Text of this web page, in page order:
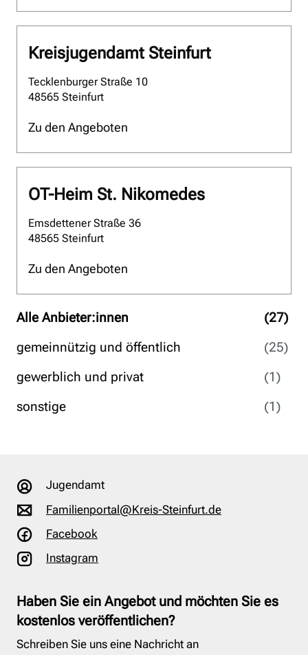
Alle Anbieter:innen (27)
gemeinnützig und öffentlich
(25)
gewerblich und privat
(1)
sonstige
(1)
Kreisjugendamt Steinfurt
Tecklenburger Straße 10
48565 Steinfurt
Zu den Angeboten
OT-Heim St. Nikomedes
Emsdettener Straße 36
48565 Steinfurt
Zu den Angeboten
Jugendamt
Familienportal@Kreis-Steinfurt.de
Facebook
Instagram
Haben Sie ein Angebot und möchten Sie es
kostenlos veröffentlichen?
Schreiben Sie uns eine Nachricht an